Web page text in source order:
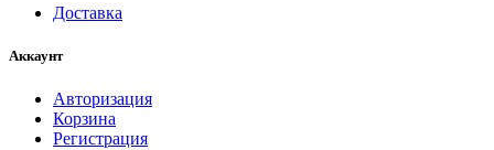
Доставка
Аккаунт
Авторизация
Корзина
Регистрация